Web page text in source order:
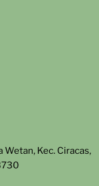
Wetan, Kec. Ciracas,